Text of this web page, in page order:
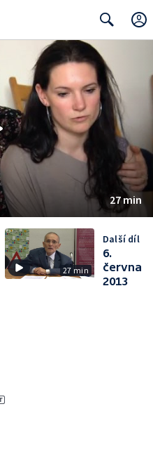
Search
27 min
27 min
Další díl
6.
června
2013